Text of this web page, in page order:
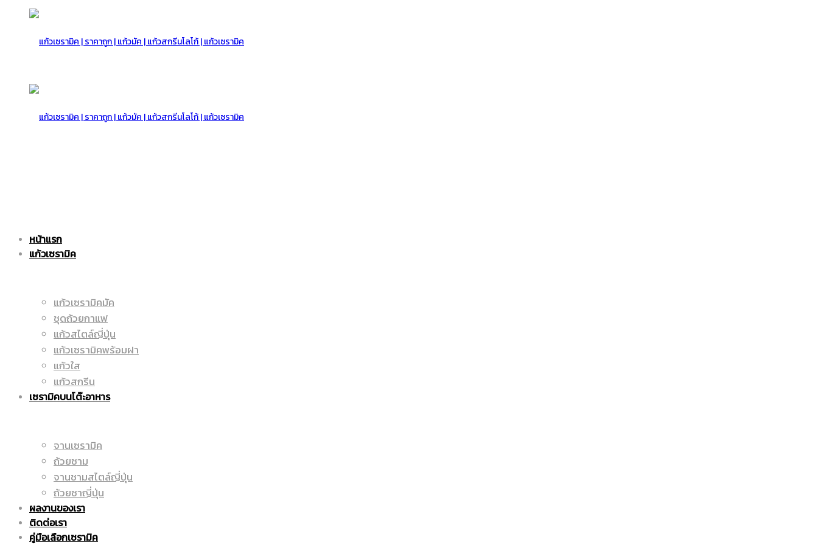
|
ราคา
แก้ว
เซรามิค
ราคา
|
หน้าแรก
แก้วเซรามิค
แก้วเซรามิคมัค
ชุดถ้วยกาแฟ
แก้วสไตล์ญี่ปุ่น
แก้วเซรามิคพร้อมฝา
แก้วใส
แก้วสกรีน
เซรามิคบนโต๊ะอาหาร
จานเซรามิค
ถ้วยชาม
จานชามสไตล์ญี่ปุ่น
ถ้วยชาญี่ปุ่น
ผลงานของเรา
ติดต่อเรา
คู่มือเลือกเซรามิค